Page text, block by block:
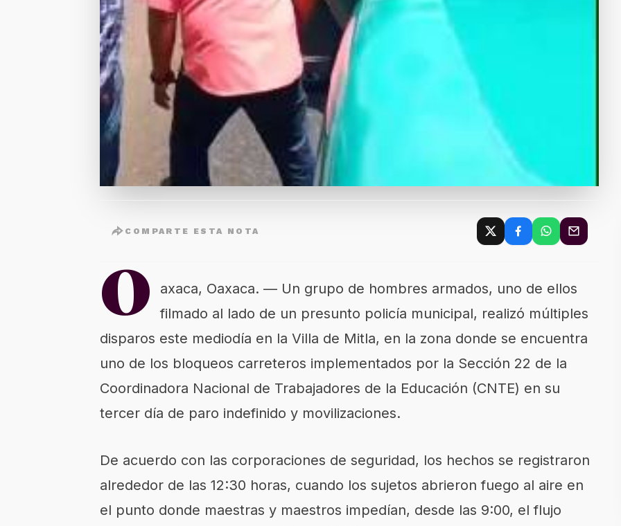
COMPARTE ESTA NOTA
O
axaca, Oaxaca. — Un grupo de hombres armados, uno de ellos
filmado al lado de un presunto policía municipal, realizó múltiples
disparos este mediodía en la Villa de Mitla, en la zona donde se encuentra
uno de los bloqueos carreteros implementados por la Sección 22 de la
Coordinadora Nacional de Trabajadores de la Educación (CNTE) en su
tercer día de paro indefinido y movilizaciones.
De acuerdo con las corporaciones de seguridad, los hechos se registraron
alrededor de las 12:30 horas, cuando los sujetos abrieron fuego al aire en
el punto donde maestras y maestros impedían, desde las 9:00, el flujo